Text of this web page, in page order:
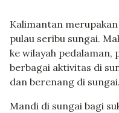
Kalimantan
pulau seribu sungai.
ke wilayah pedalaman,
berbagai aktivitas di
dan berenang di sungai.
Mandi di sungai bagi